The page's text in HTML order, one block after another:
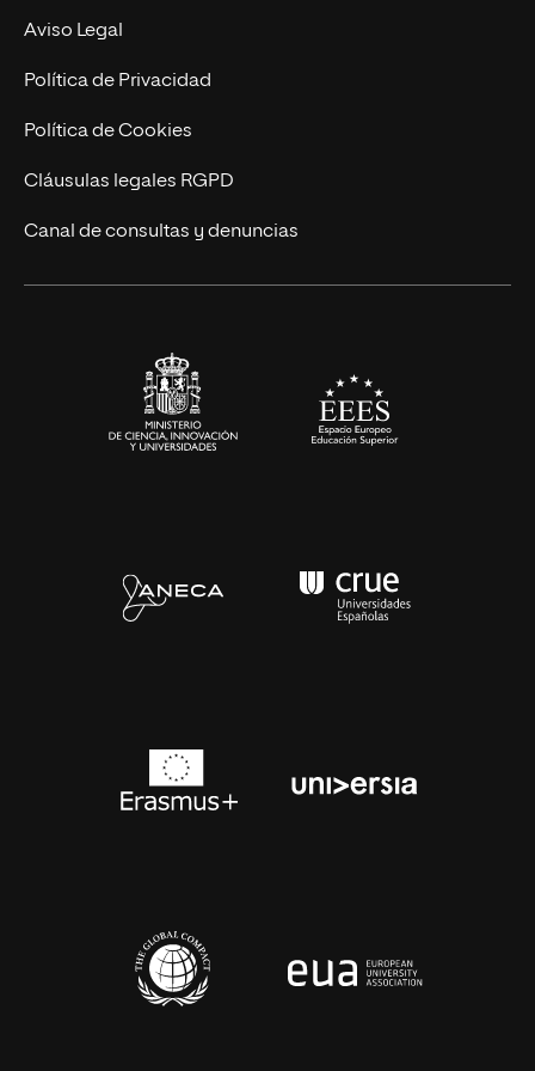
Experto Universitario
Postgrados
Cursos Universitarios
Nuestro Equipo
Trabaja en UNIR
Actualidad
UNIR Revista
Eventos
Aviso Legal
Política de Privacidad
Política de Cookies
Cláusulas legales RGPD
Canal de consultas y denuncias